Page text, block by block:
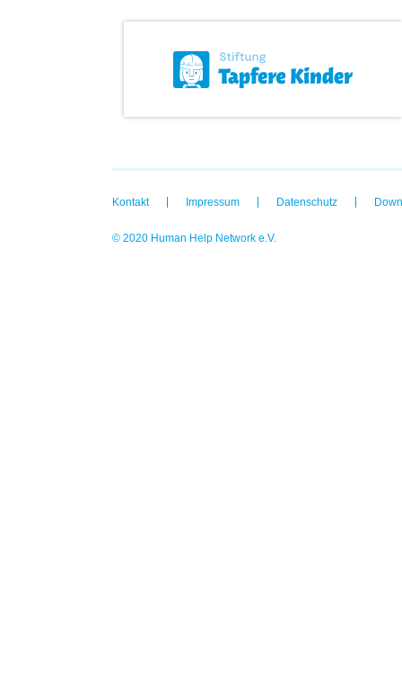
Kontakt Impressum Datenschutz
© 2020 Human Help Network e.V.